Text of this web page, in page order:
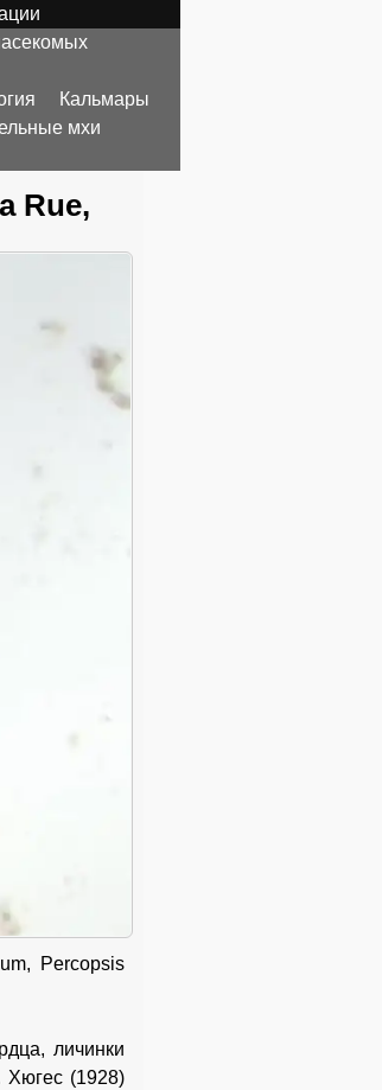
Кальмары
мхи
Rue,
Percopsis
личинки
Хюгес (1928)